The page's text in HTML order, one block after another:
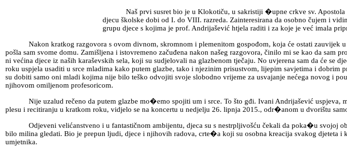
Naš prvi susret bio je u Klokotiču, u sakristiji �upne crkve sv. Apostola
djecu školske dobi od I. do VIII. razreda. Zainteresirana da osobno čujem i
grupu djece s kojima je prof. Andrijašević htjela raditi i za koje je već imala
Nakon kratkog razgovora s ovom divnom, skromnom i plemenitom gospođom, koja će ostati zauvijek u
pošla sam svome domu. Zamišljena i istovremeno začuđena nakon našeg razgovora, činilo mi se kao da sam
ni većina djece iz naših karaševskih sela, koji su sudjelovali na glazbenom tječaju. No uvjerena sam da će se
roku uspjela usaditi u srce mladima kako putem glazbe, tako i njezinim prisustvom, lijepim savjetima i
su dobiti samo oni mladi kojima nije bilo teško odvojiti svoje slobodno vrijeme za usvajanje nećega novog i
njihovom omiljenom profesoricom.
Nije uzalud rečeno da putem glazbe mo�emo spojiti um i srce. To što gđi. Ivani Andrijašević uspjeva,
plesu i recitiranju u kratkom roku, vidjelo se na koncertu u nedjelju 26. lipnja 2015., odr�anom u dvorištu
Odjeveni velićanstveno i u fantastičnom ambijentu, djeca su s nestrpljivošću čekali da poka�u svojoj
bilo milina gledati. Bio je prepun ljudi, djece i njihovih radova, crte�a koji su osobna kreacija svakog
umjetnika.